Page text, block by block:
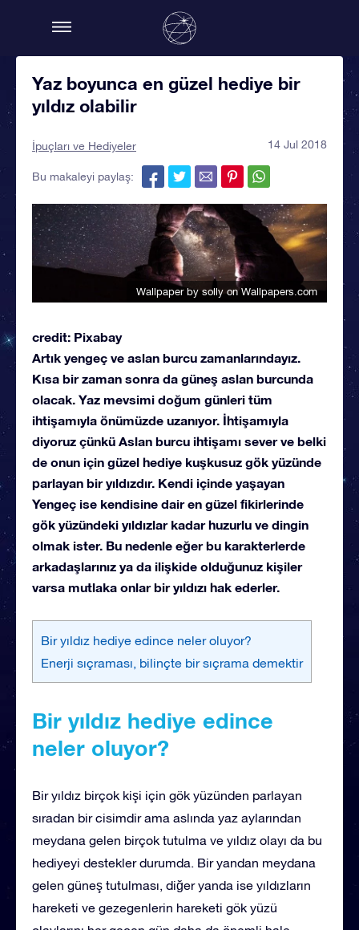
Yaz boyunca en güzel hediye bir
yıldız olabilir
İpuçları ve Hediyeler 14 Jul 2018
Bu makaleyi paylaş:
Wallpaper by solly on Wallpapers.com
credit: Pixabay
Artık yengeç ve aslan burcu zamanlarındayız.
Kısa bir zaman sonra da güneş aslan burcunda
olacak. Yaz mevsimi doğum günleri tüm
ihtişamıyla önümüzde uzanıyor. İhtişamıyla
diyoruz çünkü Aslan burcu ihtişamı sever ve belki
de onun için güzel hediye kuşkusuz gök yüzünde
parlayan bir yıldızdır. Kendi içinde yaşayan
Yengeç ise kendisine dair en güzel fikirlerinde
gök yüzündeki yıldızlar kadar huzurlu ve dingin
olmak ister. Bu nedenle eğer bu karakterlerde
arkadaşlarınız ya da ilişkide olduğunuz kişiler
varsa mutlaka onlar bir yıldızı hak ederler.
Bir yıldız hediye edince neler oluyor?
Enerji sıçraması, bilinçte bir sıçrama demektir
Bir yıldız hediye edince
neler oluyor?
Bir yıldız birçok kişi için gök yüzünden parlayan
sıradan bir cisimdir ama aslında yaz aylarından
meydana gelen birçok tutulma ve yıldız olayı da bu
hediyeyi destekler durumda. Bir yandan meydana
gelen güneş tutulması, diğer yanda ise yıldızların
hareketi ve gezegenlerin hareketi gök yüzü